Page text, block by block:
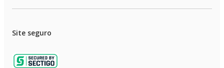
Site seguro